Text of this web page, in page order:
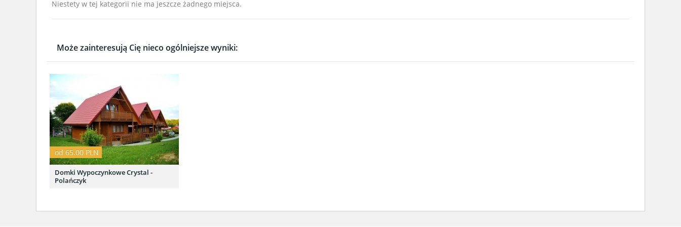
Niestety w tej kategorii nie ma jeszcze żadnego miejsca.
Może zainteresują Cię nieco ogólniejsze wyniki:
od 65.00 PLN
Domki Wypoczynkowe Crystal -
Polańczyk